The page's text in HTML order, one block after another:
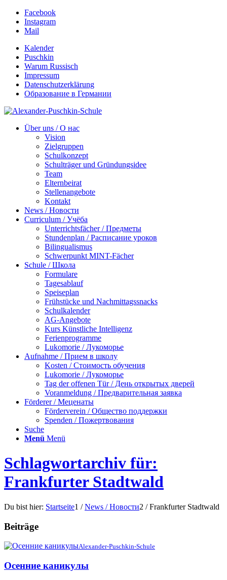
Facebook
Instagram
Mail
Kalender
Puschkin
Warum Russisch
Impressum
Datenschutzerklärung
Образование в Германии
Über uns / О нас
Vision
Zielgruppen
Schulkonzept
Schulträger und Gründungsidee
Team
Elternbeirat
Stellenangebote
Kontakt
News / Новости
Curriculum / Учёба
Unterrichtsfächer / Предметы
Stundenplan / Расписание уроков
Bilingualismus
Schwerpunkt MINT-Fächer
Schule / Школа
Formulare
Tagesablauf
Speiseplan
Frühstücke und Nachmittagssnacks
Schulkalender
AG-Angebote
Kurs Künstliche Intelligenz
Ferienprogramme
Lukomorie / Лукоморье
Aufnahme / Прием в школу
Kosten / Стоимость обучения
Lukomorie / Лукоморье
Tag der offenen Tür / День открытых дверей
Voranmeldung / Предварительная заявка
Förderer / Меценаты
Förderverein / Общество поддержки
Spenden / Пожертвования
Suche
Menü Menü
Schlagwortarchiv für:
Frankfurter Stadtwald
Du bist hier: Startseite1 / News / Новости2 / Frankfurter Stadtwald
Beiträge
Alexander-Puschkin-Schule
Осенние каникулы